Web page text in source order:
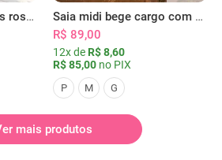
Saia midi branca flores rosas com bolsos
Saia midi bege cargo com bolsos
R$ 89,00
12x de R$ 8,60
R$ 85,00 no PIX
P M G
mais produtos